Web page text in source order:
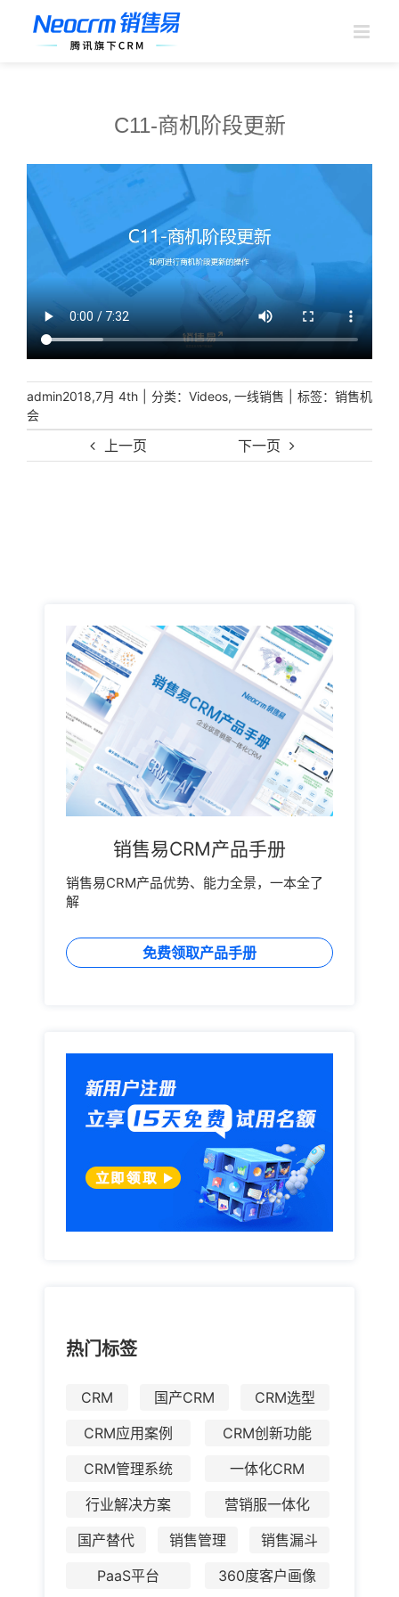
上一页 下一页
C11-商机阶段更新
admin2018,7月 4th | 分类： Videos, 一线销售 | 标签： 销售机
会
销售易CRM产品手册
销售易CRM产品优势、能力全景，一本全了
解
免费领取产品手册
热门标签
CRM 国产CRM
CRM选型
CRM应用案例
CRM创新功能
CRM管理系统
一体化CRM
行业解决方案
营销服一体化
国产替代
销售管理
销售漏斗
PaaS平台
360度客户画像